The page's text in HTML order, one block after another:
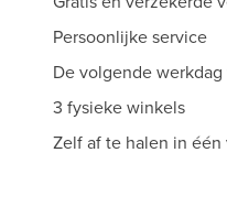
Persoonlijke service
De volgende
3 fysieke winkels
Zelf af te halen in